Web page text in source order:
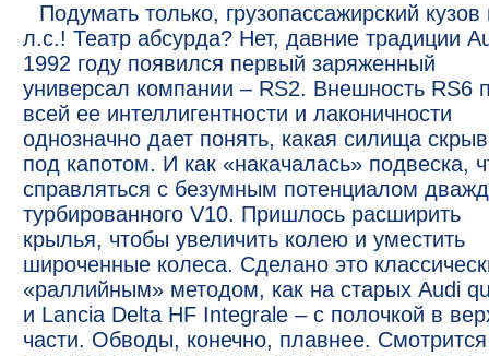
Подумать только, грузопассажирский кузов
л.с.! Театр абсурда? Нет, давние традиции
1992 году появился первый заряженный
универсал компании – RS2. Внешность RS6
всей ее интеллигентности и лаконичности
однозначно дает понять, какая силища
под капотом. И как «накачалась» подвеска,
справляться с безумным потенциалом
турбированного V10. Пришлось расширить
крылья, чтобы увеличить колею и уместить
широченные колеса. Сделано это
«раллийным» методом, как на старых Audi
и Lancia Delta HF Integrale – с полочкой в
части. Обводы, конечно, плавнее. Смотрится